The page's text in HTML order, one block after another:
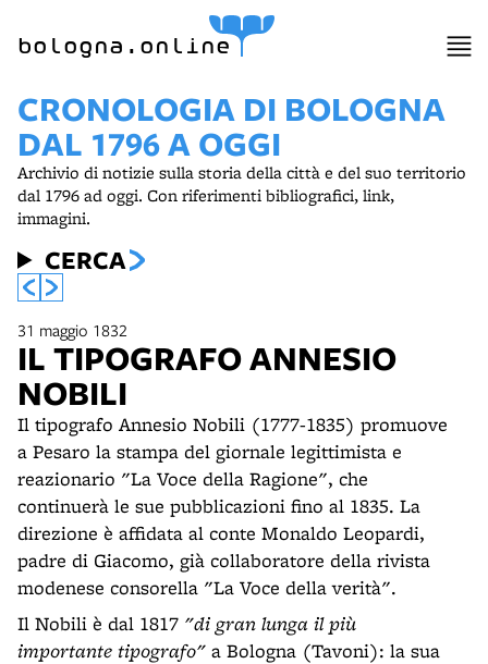
bologna.online
CRONOLOGIA DI BOLOGNA
DAL 1796 A OGGI
Archivio di notizie sulla storia della città e del suo territorio
dal 1796 ad oggi. Con riferimenti bibliografici, link,
immagini.
CERCA
31 maggio 1832
IL TIPOGRAFO ANNESIO
NOBILI
Il tipografo Annesio Nobili (1777-1835) promuove
a Pesaro la stampa del giornale legittimista e
reazionario "La Voce della Ragione", che
continuerà le sue pubblicazioni fino al 1835. La
direzione è affidata al conte Monaldo Leopardi,
padre di Giacomo, già collaboratore della rivista
modenese consorella "La Voce della verità".
Il Nobili è dal 1817 "di gran lunga il più
importante tipografo" a Bologna (Tavoni): la sua